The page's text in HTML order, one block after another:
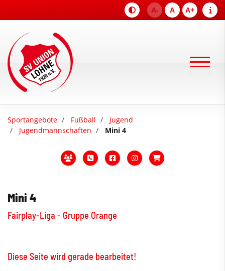
A- A A+
Sportangebote Fußball
Jugend
Jugendmannschaften
Mini 4
Mini 4
Fairplay-Liga - Gruppe Orange
Diese Seite wird gerade bearbeitet!